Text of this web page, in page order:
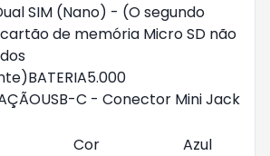
SIM (Nano) - (O segundo
de memória Micro SD não
C - Conector Mini Jack
Cor
Azul